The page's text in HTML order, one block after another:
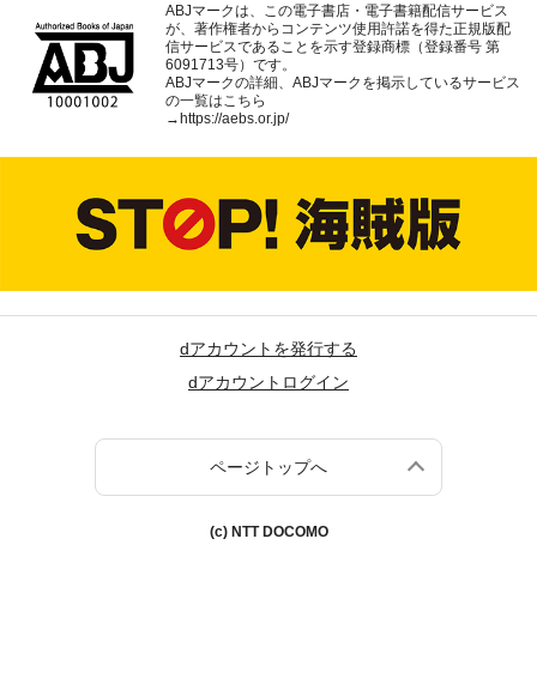
ABJマークは、この電子書店・電子書籍配信サービス
が、著作権者からコンテンツ使用許諾を得た正規版配
信サービスであることを示す登録商標（登録番号 第
6091713号）です。
ABJマークの詳細、ABJマークを掲示しているサービス
の一覧はこちら
→ https://aebs.or.jp/
dアカウントを発行する
dアカウントログイン
ページトップへ
(c) NTT DOCOMO